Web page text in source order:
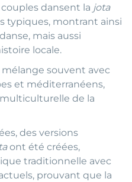
dansent la jota
typiques, montrant ainsi
mais aussi
locale.
souvent avec
et méditerranéens,
de la
des versions
ont été créées,
traditionnelle avec
prouvant que la